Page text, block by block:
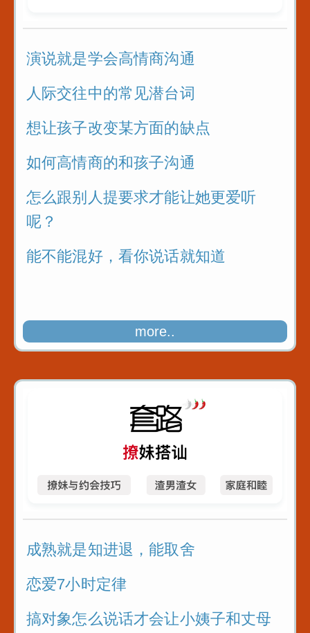
演说就是学会高情商沟通
人际交往中的常见潜台词
想让孩子改变某方面的缺点
如何高情商的和孩子沟通
怎么跟别人提要求才能让她更爱听
呢？
能不能混好，看你说话就知道
more..
成熟就是知进退，能取舍
恋爱7小时定律
搞对象怎么说话才会让小姨子和丈母